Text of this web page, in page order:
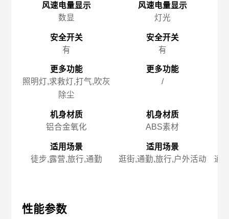
风速电量显示
数显
安全开关
有
更多功能
照明灯,求救灯,打气,吹灰
除尘
机身材质
铝合金氧化
适用场景
徒步,露营,旅行,通勤
性能参数
风速电量显示
灯光
安全开关
有
更多功能
/
机身材质
ABS素材
适用场景
逛街,通勤,旅行,户外活动
通